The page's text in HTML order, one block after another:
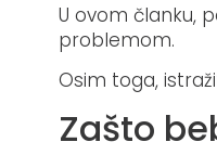
U ovom članku,
problemom.
Osim toga,
Zašto